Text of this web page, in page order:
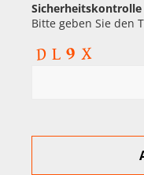
Sicherheitskontrolle
Bitte geben Sie den